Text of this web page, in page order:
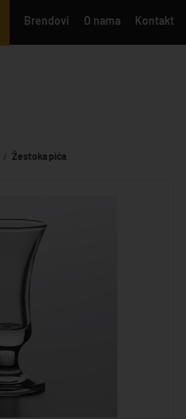
Brendovi O nama Kontakt
Žestoka pića